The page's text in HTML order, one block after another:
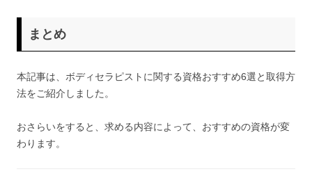
まとめ
本記事は、ボディセラピストに関する資格おすすめ6選と取得方
法をご紹介しました。
おさらいをすると、求める内容によって、おすすめの資格が変
わります。